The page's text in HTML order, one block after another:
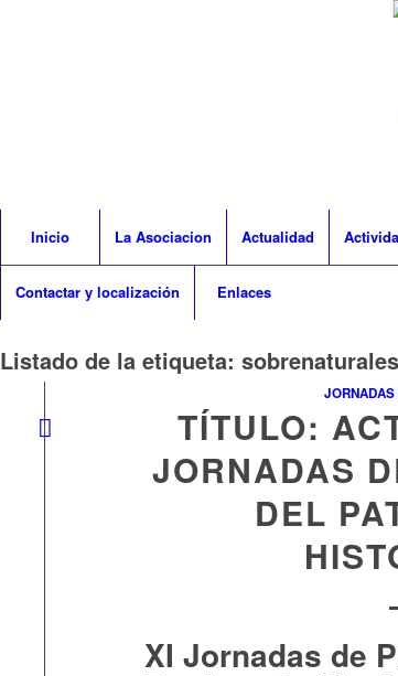
Inicio La Asociacion Actualidad
Contactar y localización Enlaces
Listado de la etiqueta: sobrenaturales
JORNADAS
TÍTULO:
JORNADAS
DEL
XI Jornadas de